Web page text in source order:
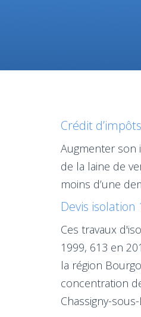
Crédit
Augmenter son
de la laine de
moins d’une
Devis
Ces travaux
1999, 613 en
la région
concentration
Chassigny-